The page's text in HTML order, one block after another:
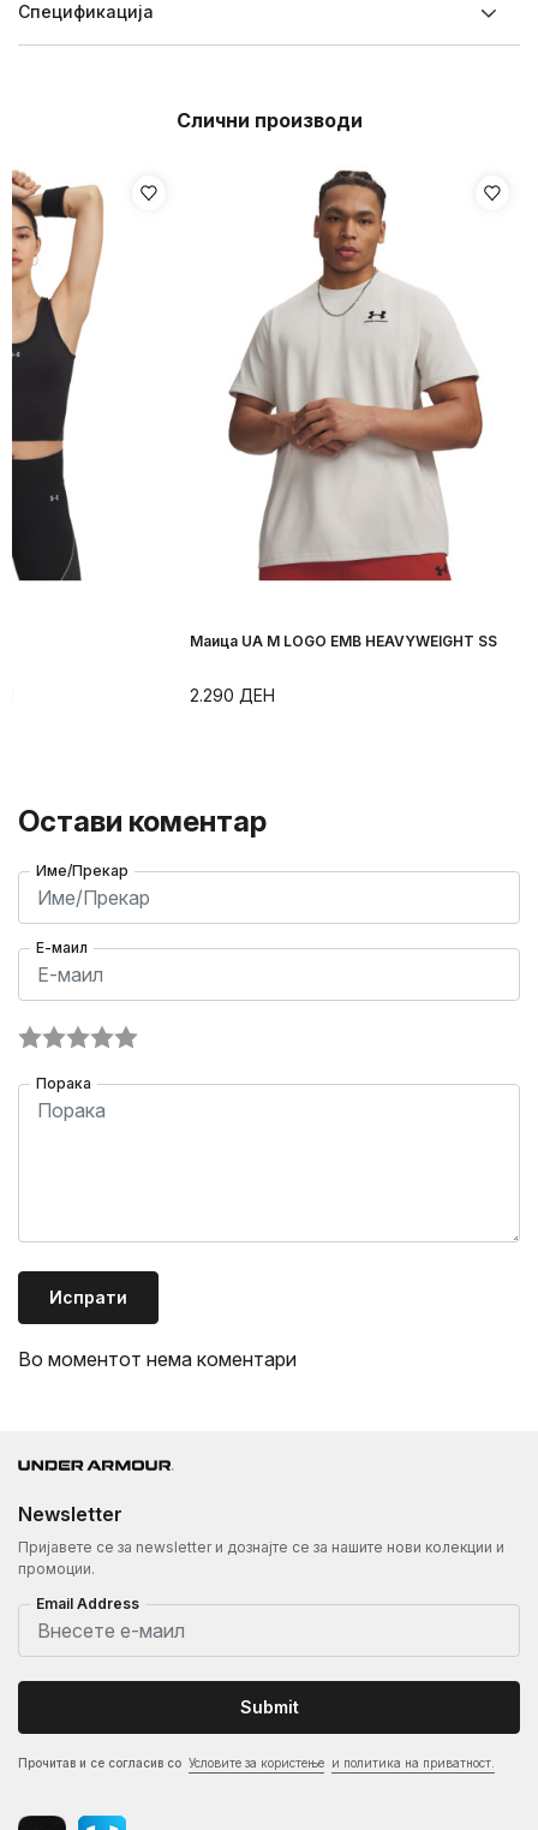
Спецификацијa
Слични производи
Маица UA M LOGO EMB HEAVYWEIGHT SS
2.290 ДЕН
Остави коментар
Име/Прекар
Е-маил
Порака
Испрати
Во моментот нема коментари
Newsletter
Пријавете се за newsletter и дознајте се за нашите нови колекции и
промоции.
Email Address
Submit
Прочитав и се согласив со Условите за користење и политика на приватност.